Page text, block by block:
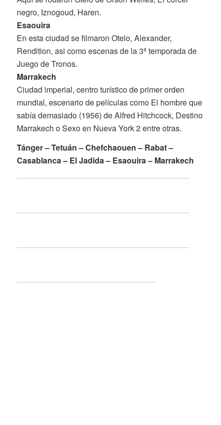
negro, Iznogoud, Haren.
Esaouira
En esta ciudad se filmaron Otelo, Alexander,
Rendition, asi como escenas de la 3ª temporada de
Juego de Tronos.
Marrakech
Ciudad imperial, centro turístico de primer orden
mundial, escenario de películas como El hombre que
sabía demasiado (1956) de Alfred Hitchcock, Destino
Marrakech o Sexo en Nueva York 2 entre otras.
Tánger – Tetuán – Chefchaouen – Rabat –
Casablanca – El Jadida – Esaouira – Marrakech